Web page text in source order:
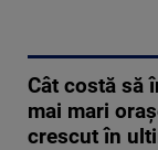
Cât costă să
mai mari
crescut în